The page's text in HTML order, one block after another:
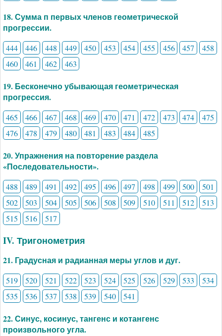
18. Сумма п первых членов геометрической
прогрессии.
444 446 448 449 450 453 454 455 456 457
458
460
461 462 463
19. Бесконечно убывающая геометрическая
прогрессия.
465 466 467 468 469 470 471 472 473 474
475
476
478 479 480 481 483 484 485
20. Упражнения на повторение раздела
«Последовательности».
488 489 491 492 495 496 497 498 499 500
501
502
503 504 505 506 508 509 510 511 512
513
515
516 517
IV. Тригонометрия
21. Градусная и радианная меры углов и дуг.
519 520 521 522 523 524 525 526 529 533
534
535
536 537 538 539 540 541
22. Синус, косинус, тангенс и котангенс
произвольного угла.